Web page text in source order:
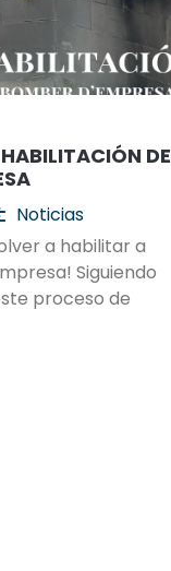
DE
Noticias
a habilitar a
Siguiendo
proceso de